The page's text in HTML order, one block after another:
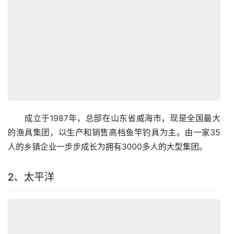
成立于1987年，总部在山东省威海市，现是全国最大
的渔具集团，以生产和销售高档鱼竿钓具为主。由一家35
人的乡镇企业一步步成长为拥有3000多人的大型集团。
2、太平洋